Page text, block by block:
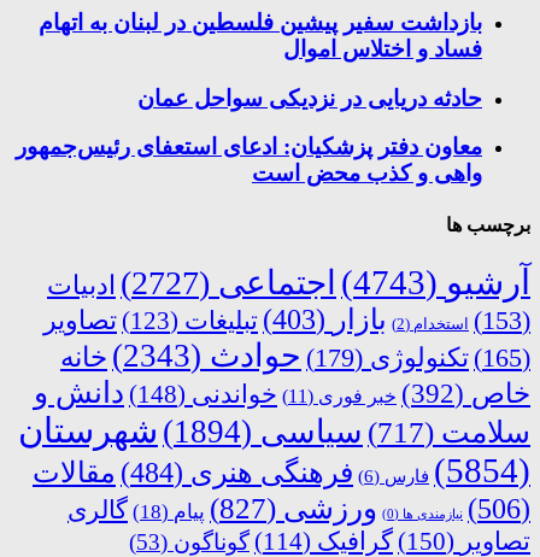
بازداشت سفیر پیشین فلسطین در لبنان به اتهام
فساد و اختلاس اموال
حادثه دریایی در نزدیکی سواحل عمان
معاون دفتر پزشکیان: ادعای استعفای رئیس‌جمهور
واهی و کذب محض است
برچسب ها
آرشیو (4743) اجتماعی (2727)
ادبیات
(153)
استخدام (2) بازار (403) تبلیغات (123)
تصاویر
(165)
تکنولوژی (179) حوادث (2343)
خانه
خاص (392) خبر فوری (11) خواندنی (148)
دانش و
سلامت (717) سیاسی (1894)
شهرستان
(5854)
فارس (6) فرهنگی هنری (484)
مقالات
(506)
نیازمندی ها (0) ورزشی (827) پیام (18)
گالری
تصاویر (150) گرافیک (114) گوناگون (53)